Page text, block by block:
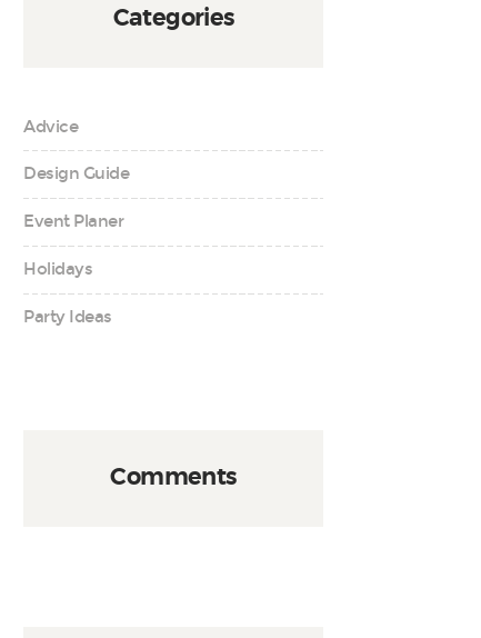
Categories
Advice
Design Guide
Event Planer
Holidays
Party Ideas
Comments